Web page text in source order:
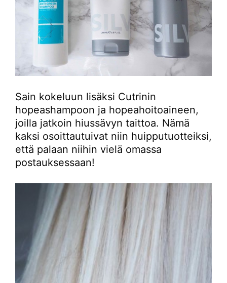
Sain kokeluun lisäksi Cutrinin
hopeashampoon ja hopeahoitoaineen,
joilla jatkoin hiussävyn taittoa. Nämä
kaksi osoittautuivat niin huipputuotteiksi,
että palaan niihin vielä omassa
postauksessaan!